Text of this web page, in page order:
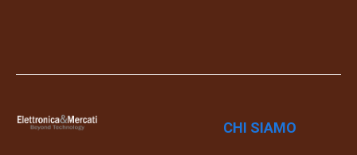
CHI SIAMO